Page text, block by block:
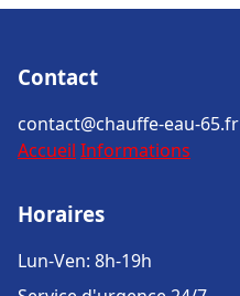
Contact
contact@chauffe-eau-65.fr
Accueil Informations
Horaires
Lun-Ven: 8h-19h